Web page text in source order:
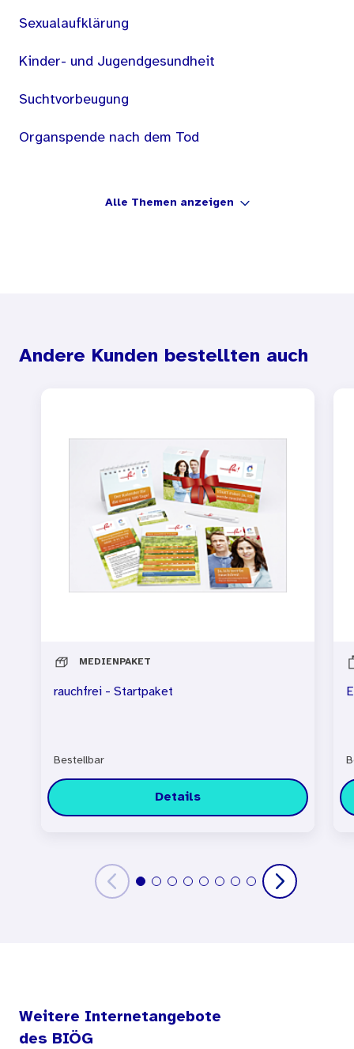
Sexualaufklärung
Kinder- und Jugendgesundheit
Suchtvorbeugung
Organspende nach dem Tod
Alle Themen anzeigen
Andere Kunden bestellten auch
MEDIENPAKET
rauchfrei - Startpaket
Bestellbar
Details
Weitere Internetangebote
des BIÖG